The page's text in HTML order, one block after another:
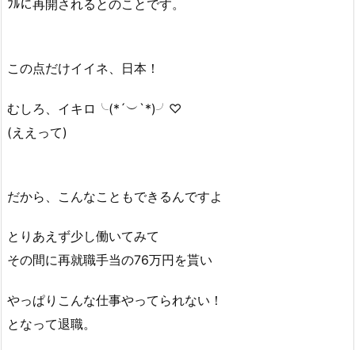
ﾌﾙに再開されるとのことです。
この点だけイイネ、日本！
むしろ、イキロ╰(*´︶`*)╯♡
(ええって)
だから、こんなこともできるんですよ
とりあえず少し働いてみて
その間に再就職手当の76万円を貰い
やっぱりこんな仕事やってられない！
となって退職。